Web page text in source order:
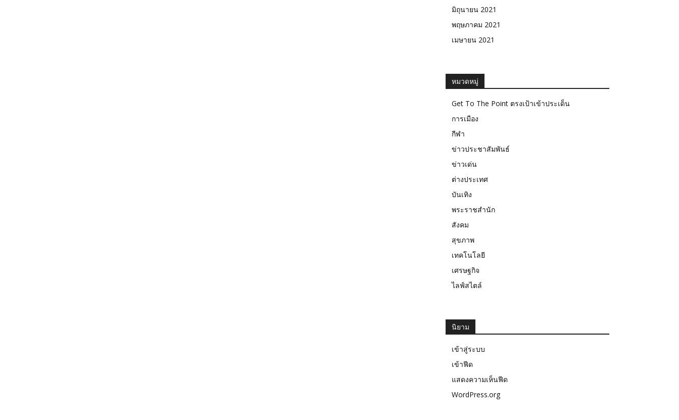
มิถุนายน 2021
พฤษภาคม 2021
เมษายน 2021
หมวดหมู่
Get To The Point ตรงเป้าเข้าประเด็น
การเมือง
กีฬา
ข่าวประชาสัมพันธ์
ข่าวเด่น
ต่างประเทศ
บันเทิง
พระราชสำนัก
สังคม
สุขภาพ
เทคโนโลยี
เศรษฐกิจ
ไลฟ์สไตล์
นิยาม
เข้าสู่ระบบ
เข้าฟีด
แสดงความเห็นฟีด
WordPress.org